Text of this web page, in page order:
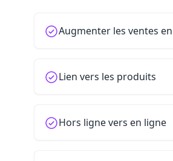
Augmenter les ventes
Lien vers les produits
Hors ligne vers en ligne